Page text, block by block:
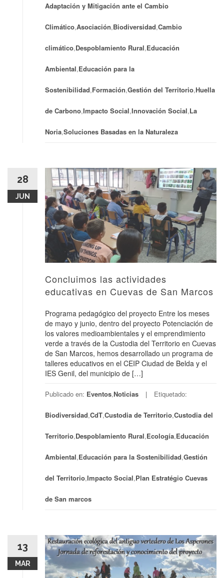
Adaptación y Mitigación ante el Cambio
Climático,Asociación,Biodiversidad,Cambio
climático,Despoblamiento Rural,Educación
Ambiental,Educación para la
Sostenibilidad,Formación,Gestión del Territorio,Huella
de Carbono,Impacto Social,Innovación Social,La
Noria,Soluciones Basadas en la Naturaleza
28
JUN
Concluimos las actividades
educativas en Cuevas de San Marcos
Programa pedagógico del proyecto Entre los meses
de mayo y junio, dentro del proyecto Potenciación de
los valores medioambientales y el emprendimiento
verde a través de la Custodia del Territorio en Cuevas
de San Marcos, hemos desarrollado un programa de
talleres educativos en el CEIP Ciudad de Belda y el
IES Genil, del municipio de […]
Publicado en: Eventos,Noticias Etiquetado:
Biodiversidad,CdT,Custodia de Territorio,Custodia del
Territorio,Despoblamiento Rural,Ecología,Educación
Ambiental,Educación para la Sostenibilidad,Gestión
del Territorio,Impacto Social,Plan Estratégio Cuevas
de San marcos
13
MAR